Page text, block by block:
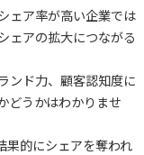
ェア率が高い企業では
ェアの拡大につながる
ンド力、顧客認知度に
どうかはわかりませ
果的にシェアを奪われ